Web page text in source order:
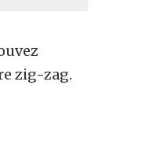
zig-zag.